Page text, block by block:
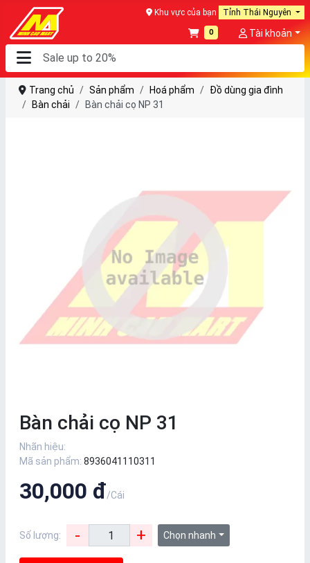
Khu vực của bạn Tỉnh Thái Nguyên
0 Tài khoản
Trang chủ Sản phẩm Hoá phẩm
Đồ dùng gia đình
Bàn chải
Bàn chải cọ NP 31
Bàn chải cọ NP 31
Nhãn hiệu:
Mã sản phẩm: 8936041110311
30,000 đ/Cái
Số lượng: - + Chọn nhanh